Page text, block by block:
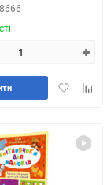
Додати